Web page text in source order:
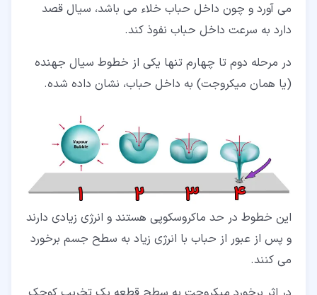
می آورد و چون داخل حباب خلاء می باشد، سیال قصد
دارد به سرعت داخل حباب نفوذ کند.
در مرحله دوم تا چهارم تنها یکی از خطوط سیال جهنده
(یا همان میکروجت) به داخل حباب، نشان داده شده.
این خطوط در حد ماکروسکوپی هستند و انرژی زیادی دارند
و پس از عبور از حباب با انرژی زیاد به سطح جسم برخورد
می کنند.